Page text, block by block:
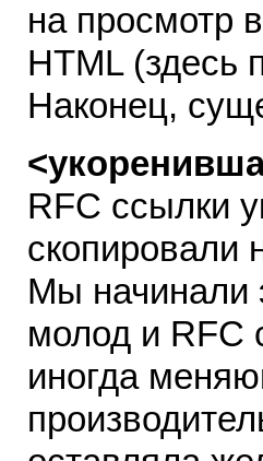
на просмотр
HTML (здесь
Наконец,
RFC ссылки
скопировали
Мы начинали
молод и RFC
иногда